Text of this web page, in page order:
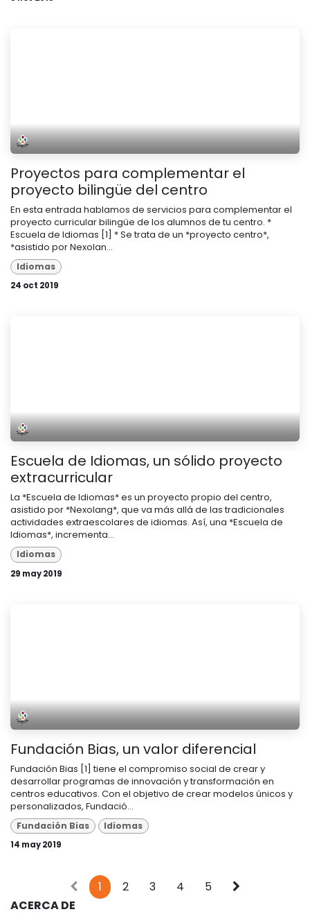
Proyectos para complementar el
proyecto bilingüe del centro
En esta entrada hablamos de servicios para complementar el
proyecto curricular bilingüe de los alumnos de tu centro. *
Escuela de Idiomas [1] * Se trata de un *proyecto centro*,
*asistido por Nexolan...
Idiomas
24 oct 2019
Escuela de Idiomas, un sólido proyecto
extracurricular
La *Escuela de Idiomas* es un proyecto propio del centro,
asistido por *Nexolang*, que va más allá de las tradicionales
actividades extraescolares de idiomas. Así, una *Escuela de
Idiomas*, incrementa...
Idiomas
29 may 2019
Fundación Bias, un valor diferencial
Fundación Bias [1] tiene el compromiso social de crear y
desarrollar programas de innovación y transformación en
centros educativos. Con el objetivo de crear modelos únicos y
personalizados, Fundació...
Fundación Bias Idiomas
14 may 2019
1 2 3 4
5
ACERCA DE